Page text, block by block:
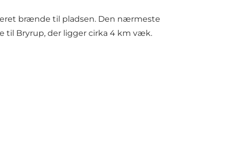
brænde til pladsen. Den nærmeste
til Bryrup, der ligger cirka 4 km væk.